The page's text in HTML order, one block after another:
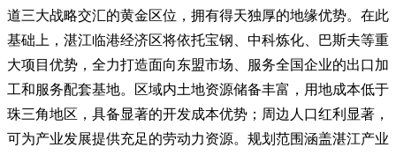
道三大战略交汇的黄金区位，拥有得天独厚的地缘优势。在此
基础上，湛江临港经济区将依托宝钢、中科炼化、巴斯夫等重
大项目优势，全力打造面向东盟市场、服务全国企业的出口加
工和服务配套基地。区域内土地资源储备丰富，用地成本低于
珠三角地区，具备显著的开发成本优势；周边人口红利显著，
可为产业发展提供充足的劳动力资源。规划范围涵盖湛江产业